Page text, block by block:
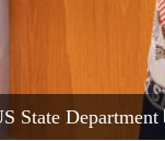
Ned Price, Spokesman for US State Department